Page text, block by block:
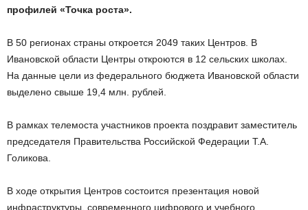
профилей «Точка роста».
В 50 регионах страны откроется 2049 таких Центров. В
Ивановской области Центры откроются в 12 сельских школах.
На данные цели из федерального бюджета Ивановской области
выделено свыше 19,4 млн. рублей.
В рамках телемоста участников проекта поздравит заместитель
председателя Правительства Российской Федерации Т.А.
Голикова.
В ходе открытия Центров состоится презентация новой
инфраструктуры, современного цифрового и учебного